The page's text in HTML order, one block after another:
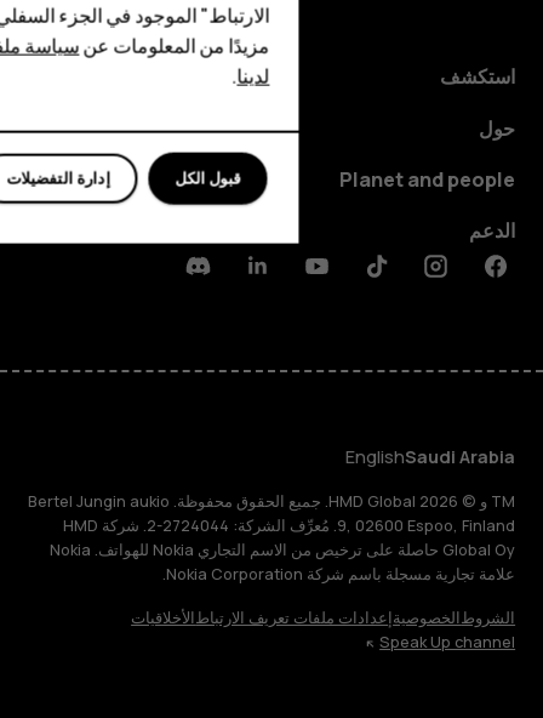
HMD Watch
للأعمال
استكشف
حول
Planet and people
الدعم
Facebook
Instagram
Tiktok
Youtube
Linkedin
Discord
Saudi Arabia
English
TM و © 2026 HMD Global. جميع الحقوق محفوظة. Bertel Jungin aukio
9, 02600 Espoo, Finland. مُعرِّف الشركة: 2724044-2. شركة HMD
Global Oy حاصلة على ترخيص من الاسم التجاري Nokia للهواتف. Nokia
علامة تجارية مسجلة باسم شركة Nokia Corporation.
الشروطالخصوصيةإعدادات ملفات تعريف الارتباطالأخلاقيات
Speak Up channel
الارتباط" الموجود في الجزء
مزيدًا من المعلومات عنسياسة
لدينا.
إدارة التفضيلات قبول الكل